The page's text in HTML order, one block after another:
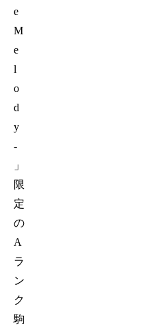
e
M
e
l
o
d
y
-
」
限
定
の
A
ラ
ン
ク
駒